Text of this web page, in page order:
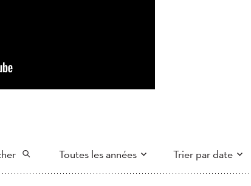
Toutes les années Trier par date